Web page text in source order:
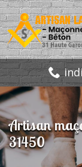
Artisan
31450